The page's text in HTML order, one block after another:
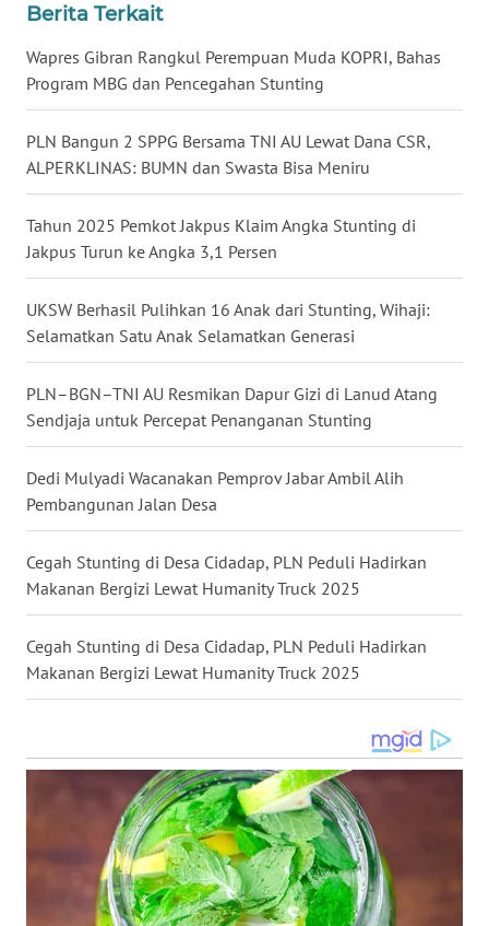
Berita Terkait
Wapres Gibran Rangkul Perempuan Muda KOPRI, Bahas
Program MBG dan Pencegahan Stunting
PLN Bangun 2 SPPG Bersama TNI AU Lewat Dana CSR,
ALPERKLINAS: BUMN dan Swasta Bisa Meniru
Tahun 2025 Pemkot Jakpus Klaim Angka Stunting di
Jakpus Turun ke Angka 3,1 Persen
UKSW Berhasil Pulihkan 16 Anak dari Stunting, Wihaji:
Selamatkan Satu Anak Selamatkan Generasi
PLN–BGN–TNI AU Resmikan Dapur Gizi di Lanud Atang
Sendjaja untuk Percepat Penanganan Stunting
Dedi Mulyadi Wacanakan Pemprov Jabar Ambil Alih
Pembangunan Jalan Desa
Cegah Stunting di Desa Cidadap, PLN Peduli Hadirkan
Makanan Bergizi Lewat Humanity Truck 2025
Cegah Stunting di Desa Cidadap, PLN Peduli Hadirkan
Makanan Bergizi Lewat Humanity Truck 2025
KALSEL
WN
KALTIM
WN
WN
GORONTALO
SULUT
WN
MALUKU
WN
MALUT
WN
DAIRI
WN
DANAU
TOBA
WN
NIAS
LANGKAT
WN